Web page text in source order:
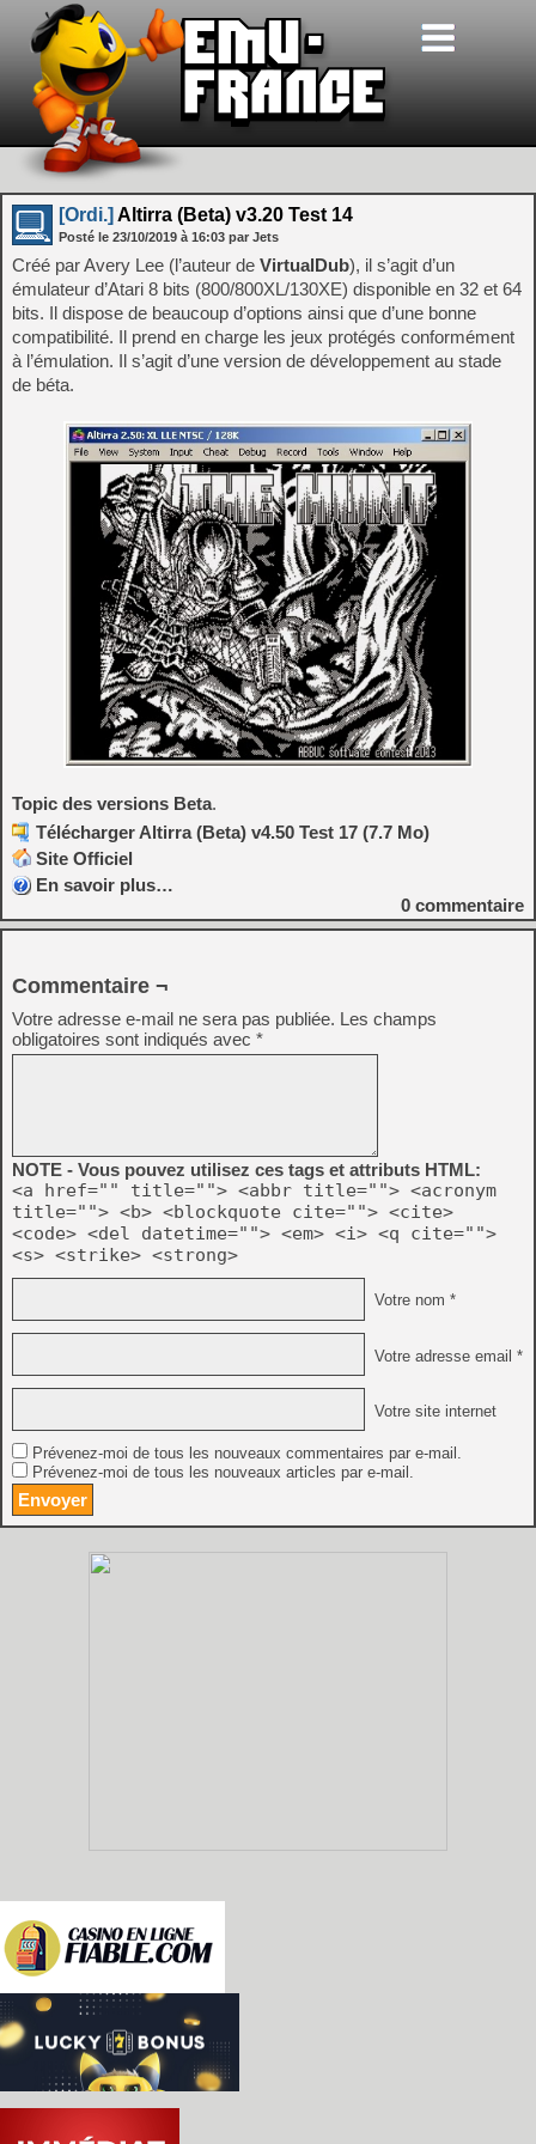
[Ordi.] Altirra (Beta) v3.20 Test 14
Posté le 23/10/2019 à 16:03 par Jets
Créé par Avery Lee (l’auteur de VirtualDub), il s’agit d’un
émulateur d’Atari 8 bits (800/800XL/130XE) disponible en 32 et 64
bits. Il dispose de beaucoup d’options ainsi que d’une bonne
compatibilité. Il prend en charge les jeux protégés conformément
à l’émulation. Il s’agit d’une version de développement au stade
de béta.
Topic des versions Beta.
Télécharger Altirra (Beta) v4.50 Test 17 (7.7 Mo)
Site Officiel
En savoir plus…
0 commentaire
Commentaire ¬
Votre adresse e-mail ne sera pas publiée. Les champs
obligatoires sont indiqués avec *
NOTE - Vous pouvez utilisez ces tags et attributs HTML:
<a href="" title=""> <abbr title=""> <acronym
title=""> <b> <blockquote cite=""> <cite>
<code> <del datetime=""> <em> <i> <q cite="">
<s> <strike> <strong>
Votre nom *
Votre adresse email *
Votre site internet
Prévenez-moi de tous les nouveaux commentaires par e-mail.
Prévenez-moi de tous les nouveaux articles par e-mail.